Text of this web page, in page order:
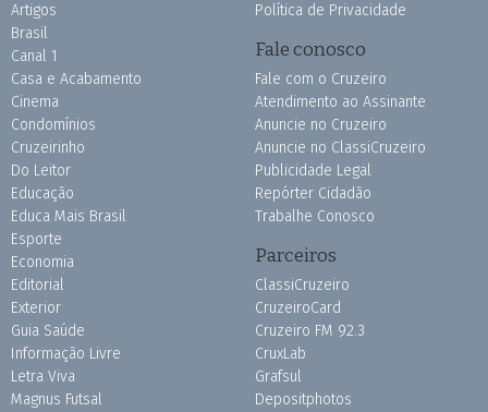
Artigos
Brasil
Canal 1
Casa e Acabamento
Cinema
Condomínios
Cruzeirinho
Do Leitor
Educação
Educa Mais Brasil
Esporte
Economia
Editorial
Exterior
Guia Saúde
Informação Livre
Letra Viva
Magnus Futsal
Política de Privacidade
Fale conosco
Fale com o Cruzeiro
Atendimento ao Assinante
Anuncie no Cruzeiro
Anuncie no ClassiCruzeiro
Publicidade Legal
Repórter Cidadão
Trabalhe Conosco
Parceiros
ClassiCruzeiro
CruzeiroCard
Cruzeiro FM 92.3
CruxLab
Grafsul
Depositphotos